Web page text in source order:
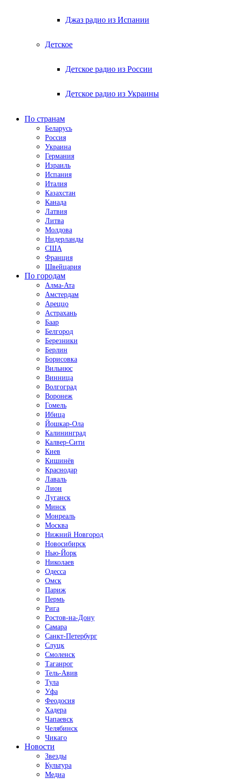
Джаз радио из Испании
Детское
Детское радио из России
Детское радио из Украины
По странам
Беларусь
Россия
Украина
Германия
Израиль
Испания
Италия
Казахстан
Канада
Латвия
Литва
Молдова
Нидерланды
США
Франция
Швейцария
По городам
Алма-Ата
Амстердам
Ареццо
Астрахань
Баар
Белгород
Березники
Берлин
Борисовка
Вильнюс
Винница
Волгоград
Воронеж
Гомель
Ибица
Йошкар-Ола
Калининград
Калвер-Сити
Киев
Кишинёв
Краснодар
Лаваль
Лион
Луганск
Минск
Монреаль
Москва
Нижний Новгород
Новосибирск
Нью-Йорк
Николаев
Одесса
Омск
Париж
Пермь
Рига
Ростов-на-Дону
Самара
Санкт-Петербург
Слуцк
Смоленск
Таганрог
Тель-Авив
Тула
Уфа
Феодосия
Хадера
Чапаевск
Челябинск
Чикаго
Новости
Звезды
Культура
Медиа